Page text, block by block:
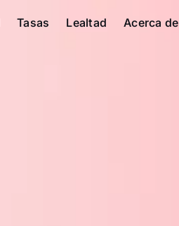
Tasas Lealtad Acerca de